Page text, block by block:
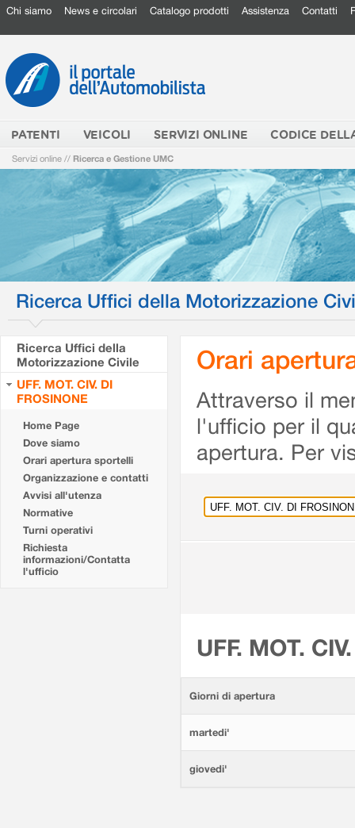
Chi siamo News e circolari Catalogo prodotti Assistenza Contatti
PATENTI VEICOLI SERVIZI ONLINE CODICE
Servizi online // Ricerca e Gestione UMC
Ricerca Uffici della Motorizzazione
Ricerca Uffici della
Motorizzazione Civile
UFF. MOT. CIV. DI
FROSINONE
Home Page
Dove siamo
Orari apertura sportelli
Organizzazione e contatti
Avvisi all'utenza
Normative
Turni operativi
Richiesta
informazioni/Contatta
l'ufficio
Orari
Attraverso il
l'ufficio per il
apertura. Per
UFF. MOT.
Giorni di apertura
martedi'
giovedi'